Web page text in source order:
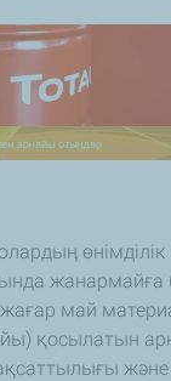
өнімділік
жанармайға
жағар май
қосылатын
және